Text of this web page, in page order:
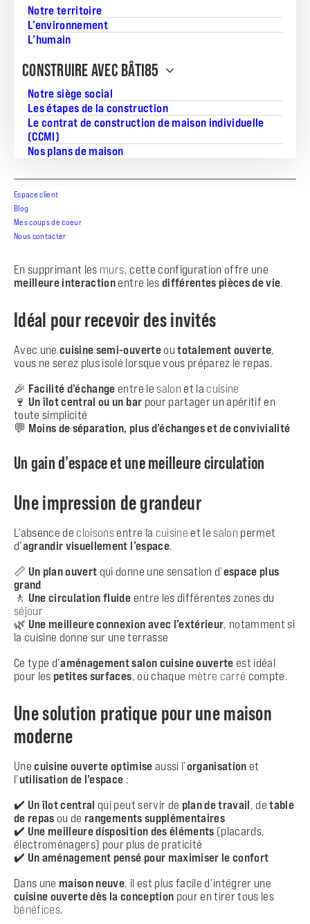
Notre territoire
L’environnement
L’humain
CONSTRUIRE AVEC BÂTI85
Notre siège social
Les étapes de la construction
Le contrat de construction de maison individuelle
(CCMI)
Nos plans de maison
Espace client
Blog
Mes coups de coeur
Nous contacter
Découvrez pourquoi intégrer une
votremaison neuveest unchoix idéalpour allier
esthétisme et praticité.
Une cuisine ouverte pour plus de convivialité
Un espace de vie chaleureux
cuisine ouverte sur le salon
sein dufoyeret crée un véritable
👨‍👩‍👧‍👦Préparer les repastout en discutant avec la
familleou les invités
🛋️
groupe
🍽️
Un espace ouvert sur la salle à manger
repas conviviaux
En supprimant les murs, cette configuration offre une
meilleure interactionentre les différentes pièces de vie.
Idéal pour recevoir des invités
Avec unecuisine semi-ouverteoutotalement ouverte,
vous ne serez plus isolé lorsque vous préparez le repas.
🎉 Facilité d’échange entre lesalon et la cuisine
🍷 Un îlot central ou un bar pour partager un apéritif en
toute simplicité
💬 Moins de séparation, plus d’échanges et de convivialité
Un gain d’espace et une meilleure circulation
Une impression de grandeur
L’absence de cloisonsentre la cuisine et lesalon permet
d’agrandir visuellement l’espace.
📏 Un plan ouvert qui donne une sensation d’espace plus
grand
🚶 Une circulation fluide entre les différentes zones du
séjour
🌿 Une meilleure connexion avec l’extérieur, notamment si
la cuisine donne sur une terrasse
Ce type d’aménagement salon cuisine ouverte est idéal
pour les petites surfaces, où chaque mètre carré compte.
Une solution pratique pour une maison
moderne
Unecuisine ouverte optimise aussi l’organisation et
l’utilisation de l’espace :
✔️ Un îlot central qui peut servir de plan de travail, detable
de repas ou de rangements supplémentaires
✔️ Une meilleure disposition des éléments (placards,
électroménagers) pour plus de praticité
✔️ Un aménagement pensé pour maximiser le confort
Dans une maison neuve, il est plus facile d’intégrer une
cuisine ouvertedès la conception pour en tirer tous les
bénéfices.